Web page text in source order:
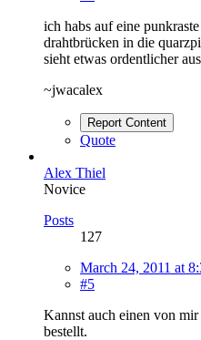
ich habs auf eine
drahtbrücken in die
sieht etwas ordentlicher aus
~jwacalex
Report Content
Quote
Alex Thiel
Novice
Posts
127
March 24, 2011 at
#5
Kannst auch einen von
bestellt.